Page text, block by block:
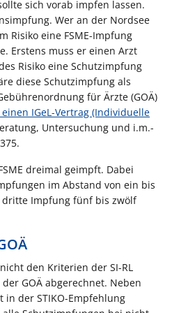
sich vorab impfen lassen.
Wer an der Nordsee
Risiko eine FSME-Impfung
Erstens muss er einen Arzt
Risiko eine Schutzimpfung
diese Schutzimpfung als
für Ärzte (GOÄ)
IGeL-Vertrag (Individuelle
Untersuchung und i.m.-
dreimal geimpft. Dabei
im Abstand von ein bis
Impfung fünf bis zwölf
den Kriterien der SI-RL
GOÄ abgerechnet. Neben
der STIKO-Empfehlung